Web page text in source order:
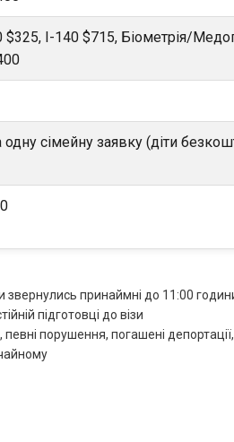
$325, I-140 $715, Біометрія/
одну сімейну заявку (діти
принаймні до 11:00
підготовці до візи
порушення, погашені